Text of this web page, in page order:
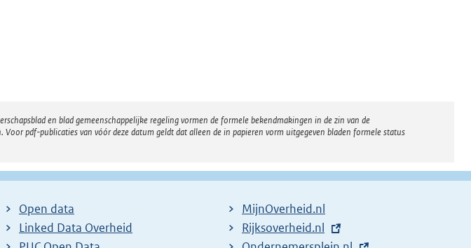
en blad gemeenschappelijke regeling vormen de formele bekendmakingen in de zin van de
pdf-publicaties van vóór deze datum geldt dat alleen de in papieren vorm uitgegeven bladen formele status
Open data
Linked Data Overheid
MijnOverheid.nl
E
Rijksoverheid.nl